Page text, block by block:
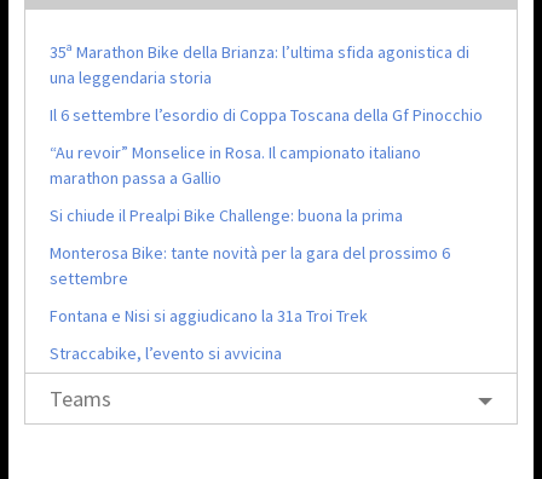
35ª Marathon Bike della Brianza: l’ultima sfida agonistica di
una leggendaria storia
Il 6 settembre l’esordio di Coppa Toscana della Gf Pinocchio
“Au revoir” Monselice in Rosa. Il campionato italiano
marathon passa a Gallio
Si chiude il Prealpi Bike Challenge: buona la prima
Monterosa Bike: tante novità per la gara del prossimo 6
settembre
Fontana e Nisi si aggiudicano la 31a Troi Trek
Straccabike, l’evento si avvicina
Teams